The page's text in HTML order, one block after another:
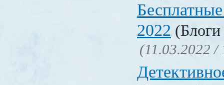
2022
(11.03.2022 /